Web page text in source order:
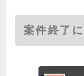
案件終了